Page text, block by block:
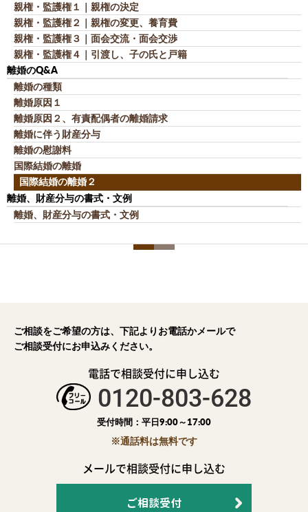
親権・監護権１｜親権の決定
親権・監護権２｜親権の変更、養育費
親権・監護権３｜面会交流・面会交渉
親権・監護権４｜引渡し、子の氏と戸籍
離婚のQ&A
離婚の種類
離婚原因１
離婚原因２、有責配偶者の離婚請求
離婚に伴う財産分与
離婚の慰謝料
国際結婚の離婚
国際結婚の離婚２
離婚、財産分与の書式・文例
離婚、財産分与の書式・文例
ご相談をご希望の方は、下記よりお電話かメールで
ご相談受付にお申込みください。
電話で相談受付に申し込む
0120-803-628
受付時間：平日9:00～17:00
※通話料は無料です
メールで相談受付に申し込む
ご相談受付